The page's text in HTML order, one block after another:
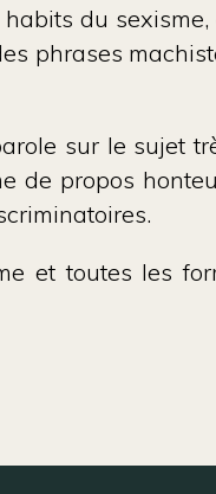
du
phrases
sur le sujet
de propos
et toutes les